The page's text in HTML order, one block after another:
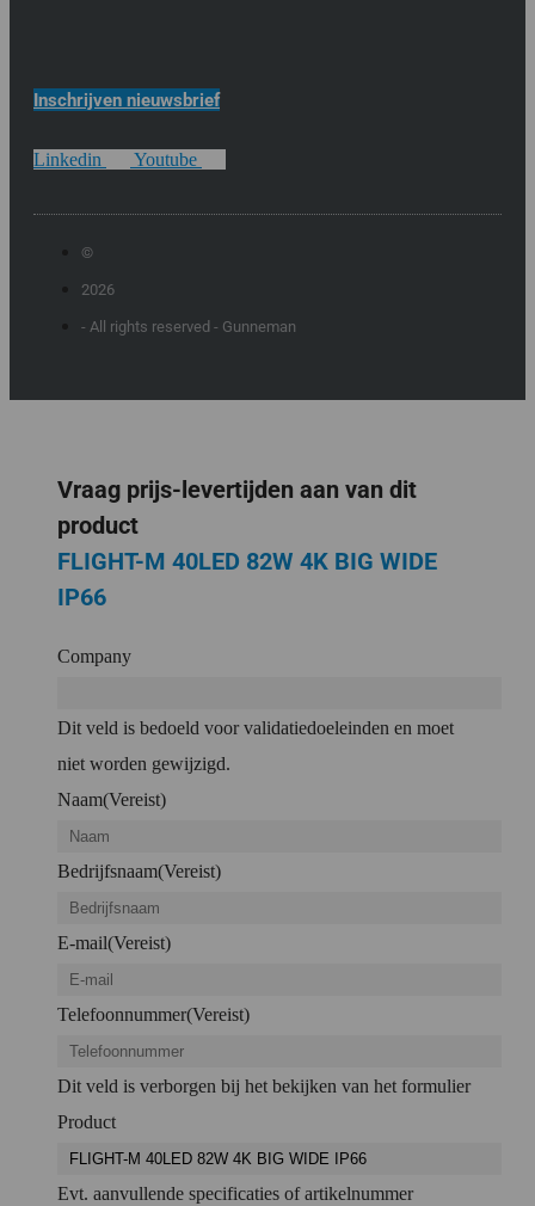
Inschrijven nieuwsbrief
Linkedin Youtube
©
2026
- All rights reserved - Gunneman
Vraag prijs-levertijden aan van dit
product
FLIGHT-M 40LED 82W 4K BIG WIDE
IP66
Company
Dit veld is bedoeld voor validatiedoeleinden en moet
niet worden gewijzigd.
Naam(Vereist)
Bedrijfsnaam(Vereist)
E-mail(Vereist)
Telefoonnummer(Vereist)
Dit veld is verborgen bij het bekijken van het formulier
Product
Evt. aanvullende specificaties of artikelnummer